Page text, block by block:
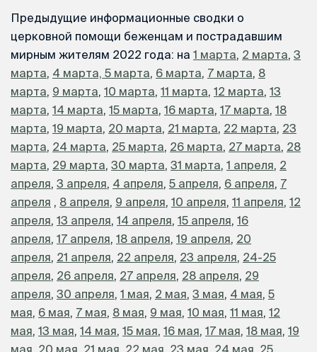
Предыдущие информационные сводки о
церковной помощи беженцам и пострадавшим
мирным жителям 2022 года: на 1 марта, 2 марта, 3
марта, 4 марта, 5 марта, 6 марта, 7 марта, 8
марта, 9 марта, 10 марта, 11 марта, 12 марта, 13
марта, 14 марта, 15 марта, 16 марта, 17 марта, 18
марта, 19 марта, 20 марта, 21 марта, 22 марта, 23
марта, 24 марта, 25 марта, 26 марта, 27 марта, 28
марта, 29 марта, 30 марта, 31 марта, 1 апреля, 2
апреля, 3 апреля, 4 апреля, 5 апреля, 6 апреля, 7
апреля , 8 апреля, 9 апреля, 10 апреля, 11 апреля, 12
апреля, 13 апреля, 14 апреля, 15 апреля, 16
апреля, 17 апреля, 18 апреля, 19 апреля, 20
апреля, 21 апреля, 22 апреля, 23 апреля, 24-25
апреля, 26 апреля, 27 апреля, 28 апреля, 29
апреля, 30 апреля, 1 мая, 2 мая, 3 мая, 4 мая, 5
мая, 6 мая, 7 мая, 8 мая, 9 мая, 10 мая, 11 мая, 12
мая, 13 мая, 14 мая, 15 мая, 16 мая, 17 мая, 18 мая, 19
мая, 20 мая, 21 мая, 22 мая, 23 мая, 24 мая, 25